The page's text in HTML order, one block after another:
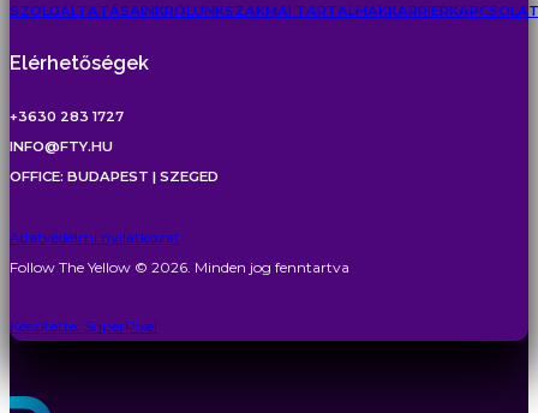
SZOLGÁLTATÁSAINKRÓLUNKSZAKMAI TARTALMAKKARRIERKAPCSOLAT
Elérhetőségek
+3630 283 1727
INFO@FTY.HU
OFFICE: BUDAPEST | SZEGED
Adatvédelmi nyilatkozat
Follow The Yellow © 2026. Minden jog fenntartva
Készítette: SuperPixel